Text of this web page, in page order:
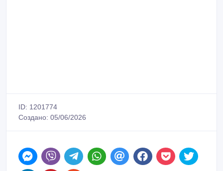
ID: 1201774
Создано: 05/06/2026